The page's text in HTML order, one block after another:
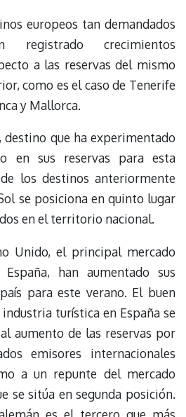
europeos tan demandados
crecimientos
a las reservas del mismo
como es el caso de Tenerife
y Mallorca.
destino que ha experimentado
en sus reservas para esta
los destinos anteriormente
se posiciona en quinto lugar
en el territorio nacional.
Unido, el principal mercado
han aumentado sus
para este verano. El buen
turística en España se
aumento de las reservas por
emisores internacionales
a un repunte del mercado
se sitúa en segunda posición.